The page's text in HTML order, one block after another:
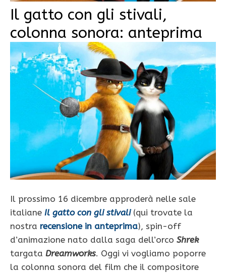
Il gatto con gli stivali,
colonna sonora: anteprima
Il prossimo 16 dicembre approderà nelle sale
italiane Il gatto con gli stivali(qui trovate la
nostra recensione in anteprima), spin-off
d’animazione nato dalla saga dell’orco Shrek
targata Dreamworks. Oggi vi vogliamo poporre
la colonna sonora del film che il compositore